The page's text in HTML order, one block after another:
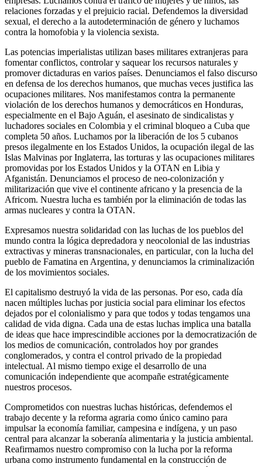
relaciones forzadas y el prejuicio racial. Defendemos la diversidad
sexual, el derecho a la autodeterminación de género y luchamos
contra la homofobia y la violencia sexista.
Las potencias imperialistas utilizan bases militares extranjeras para
fomentar conflictos, controlar y saquear los recursos naturales y
promover dictaduras en varios países. Denunciamos el falso discurso
en defensa de los derechos humanos, que muchas veces justifica las
ocupaciones militares. Nos manifestamos contra la permanente
violación de los derechos humanos y democráticos en Honduras,
especialmente en el Bajo Aguán, el asesinato de sindicalistas y
luchadores sociales en Colombia y el criminal bloqueo a Cuba que
completa 50 años. Luchamos por la liberación de los 5 cubanos
presos ilegalmente en los Estados Unidos, la ocupación ilegal de las
Islas Malvinas por Inglaterra, las torturas y las ocupaciones militares
promovidas por los Estados Unidos y la OTAN en Libia y
Afganistán. Denunciamos el proceso de neo-colonización y
militarización que vive el continente africano y la presencia de la
Africom. Nuestra lucha es también por la eliminación de todas las
armas nucleares y contra la OTAN.
Expresamos nuestra solidaridad con las luchas de los pueblos del
mundo contra la lógica depredadora y neocolonial de las industrias
extractivas y mineras transnacionales, en particular, con la lucha del
pueblo de Famatina en Argentina, y denunciamos la criminalización
de los movimientos sociales.
El capitalismo destruyó la vida de las personas. Por eso, cada día
nacen múltiples luchas por justicia social para eliminar los efectos
dejados por el colonialismo y para que todos y todas tengamos una
calidad de vida digna. Cada una de estas luchas implica una batalla
de ideas que hace imprescindible acciones por la democratización de
los medios de comunicación, controlados hoy por grandes
conglomerados, y contra el control privado de la propiedad
intelectual. Al mismo tiempo exige el desarrollo de una
comunicación independiente que acompañe estratégicamente
nuestros procesos.
Comprometidos con nuestras luchas históricas, defendemos el
trabajo decente y la reforma agraria como único camino para
impulsar la economía familiar, campesina e indígena, y un paso
central para alcanzar la soberanía alimentaria y la justicia ambiental.
Reafirmamos nuestro compromiso con la lucha por la reforma
urbana como instrumento fundamental en la construcción de